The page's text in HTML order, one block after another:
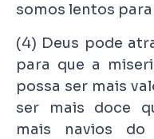
somos lentos
(4) Deus pode
para que a
possa ser mais
ser mais doce
mais navios